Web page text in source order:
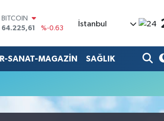
BITCOIN
64.225,61
%-0.63
47,7143
%0.16
EURO
GRAM ALTIN
İstanbul
SANAT-MAGAZİN SAĞLIK